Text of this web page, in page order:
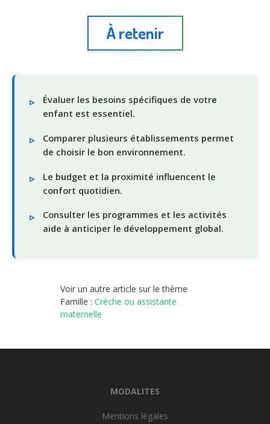
À retenir
Évaluer les besoins spécifiques de votre
enfant est essentiel.
Comparer plusieurs établissements permet
de choisir le bon environnement.
Le budget et la proximité influencent le
confort quotidien.
Consulter les programmes et les activités
aide à anticiper le développement global.
Voir un autre article sur le thème
Famille : Crèche ou assistante
maternelle
MODALITES
Mentions légales